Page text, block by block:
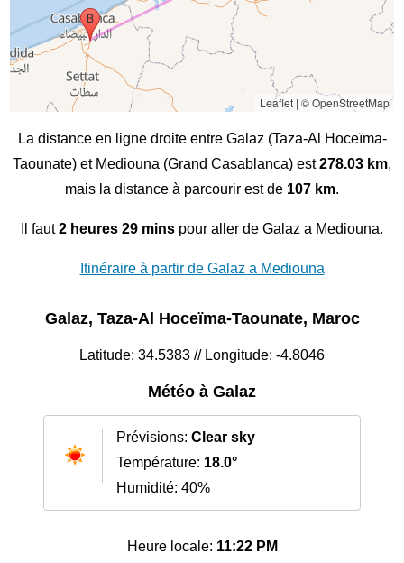
Leaflet| © OpenStreetMap
La distance en ligne droite entre Galaz (Taza-Al Hoceïma-
Taounate) et Mediouna (Grand Casablanca) est278.03 km,
mais la distance à parcourir est de 107 km.
Il faut2 heures 29 mins pour aller de Galaz a Mediouna.
Itinéraire à partir de Galaz a Mediouna
Galaz, Taza-Al Hoceïma-Taounate, Maroc
Latitude: 34.5383 // Longitude: -4.8046
Météo à Galaz
Prévisions: Clear sky
Température: 18.0°
Humidité: 40%
Heure locale: 11:22 PM